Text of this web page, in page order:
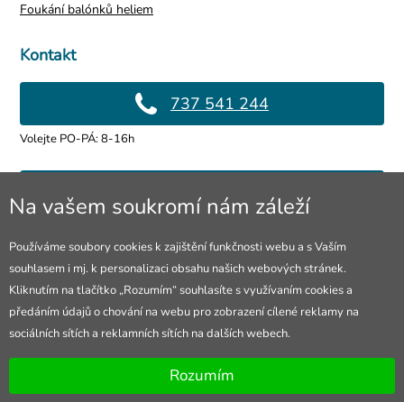
Kontakt
737 541 244
Volejte PO-PÁ: 8-16h
info@4lol.cz
Prodejna Ostrava
28. října 250/285
Otevřeno Po-Pá 8-16h
Foukání balónků heliem
Na vašem soukromí nám záleží
Používáme soubory cookies k zajištění funkčnosti webu a s Vaším
souhlasem i mj. k personalizaci obsahu našich webových stránek.
Kliknutím na tlačítko „Rozumím“ souhlasíte s využívaním cookies a
předáním údajů o chování na webu pro zobrazení cílené reklamy na
sociálních sítích a reklamních sítích na dalších webech.
Rozumím